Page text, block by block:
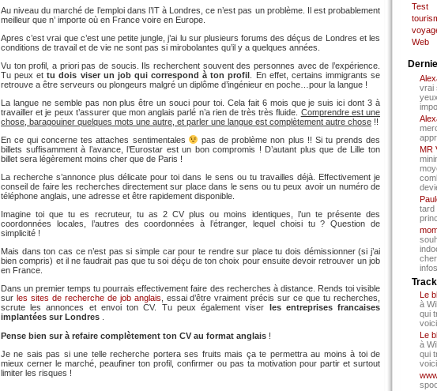
Au niveau du marché de l’emploi dans l’IT à Londres, ce n’est pas un problème. Il est probablement
meilleur que n’ importe où en France voire en Europe.
Apres c’est vrai que c’est une petite jungle, j’ai lu sur plusieurs forums des déçus de Londres et les
conditions de travail et de vie ne sont pas si mirobolantes qu’il y a quelques années.
Vu ton profil, a priori pas de soucis. Ils recherchent souvent des personnes avec de l’expérience.
Tu peux et tu dois viser un job qui correspond à ton profil . En effet, certains immigrants se
retrouve a être serveurs ou plongeurs malgré un diplôme d’ingénieur en poche…pour la langue !
La langue ne semble pas non plus être un souci pour toi. Cela fait 6 mois que je suis ici dont 3 à
travailler et je peux t’assurer que mon anglais parlé n’a rien de très très fluide. Comprendre est une
chose, baragouiner quelques mots une autre, et parler une langue est complètement autre chose !!
En ce qui concerne tes attaches sentimentales
pas de problème non plus !! Si tu prends des
billets suffisamment à l’avance, l’Eurostar est un bon compromis ! D’autant plus que de Lille ton
billet sera légèrement moins cher que de Paris !
La recherche s’annonce plus délicate pour toi dans le sens ou tu travailles déjà. Effectivement je
conseil de faire les recherches directement sur place dans le sens ou tu peux avoir un numéro de
téléphone anglais, une adresse et être rapidement disponible.
Imagine toi que tu es recruteur, tu as 2 CV plus ou moins identiques, l’un te présente des
coordonnées locales, l’autres des coordonnées à l’étranger, lequel choisi tu ? Question de
simplicité !
Mais dans ton cas ce n’est pas si simple car pour te rendre sur place tu dois démissionner (si j’ai
bien compris) et il ne faudrait pas que tu soi déçu de ton choix pour ensuite devoir retrouver un job
en France.
Dans un premier temps tu pourrais effectivement faire des recherches à distance. Rends toi visible
sur les sites de recherche de job anglais , essai d’être vraiment précis sur ce que tu recherches,
scrute les annonces et envoi ton CV. Tu peux également viser les entreprises francaises
implantées sur Londres
Pense bien sur à refaire complètement ton CV au format anglais !
Je ne sais pas si une telle recherche portera ses fruits mais ça te permettra au moins à toi de
mieux cerner le marché, peaufiner ton profil, confirmer ou pas ta motivation pour partir et surtout
limiter les risques !
Test
Web
vrai
MR
tard
Le
à
qui
voici
Le
à
qui
voici